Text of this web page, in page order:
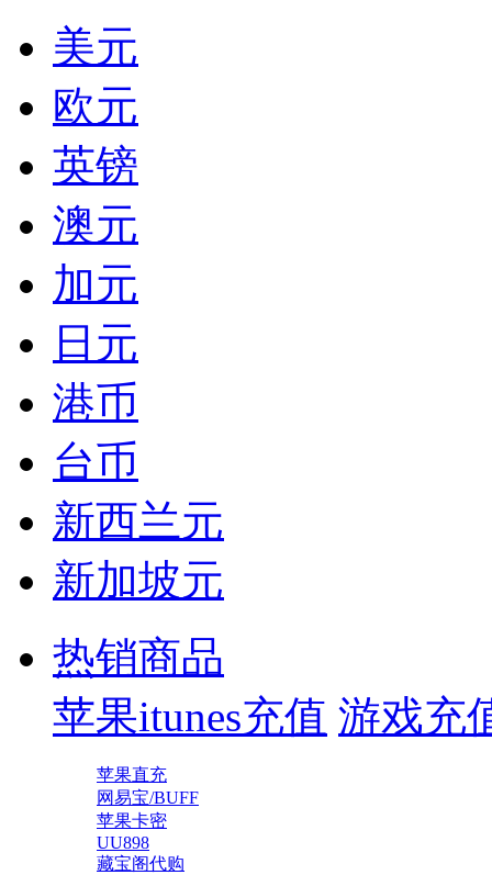
美元
欧元
英镑
澳元
加元
日元
港币
台币
新西兰元
新加坡元
热销商品
苹果itunes充值 游戏充
苹果直充
网易宝/BUFF
苹果卡密
UU898
藏宝阁代购